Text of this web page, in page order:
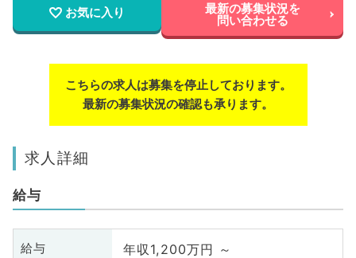
お気に入り 最新の募集状況を
問い合わせる
こちらの求人は募集を停止しております。
最新の募集状況の確認も承ります。
求人詳細
給与
給与 年収1,200万円 ～